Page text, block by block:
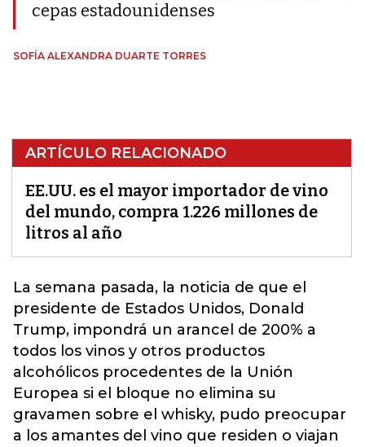
cepas estadounidenses
SOFÍA ALEXANDRA DUARTE TORRES
ARTÍCULO RELACIONADO
EE.UU. es el mayor importador de vino
del mundo, compra 1.226 millones de
litros al año
La semana pasada, la noticia de que el
presidente de Estados Unidos, Donald
Trump, impondrá un arancel de 200% a
todos los vinos y otros productos
alcohólicos procedentes de la Unión
Europea si el bloque no elimina su
gravamen sobre el whisky, pudo preocupar
a los amantes del vino que residen o viajan